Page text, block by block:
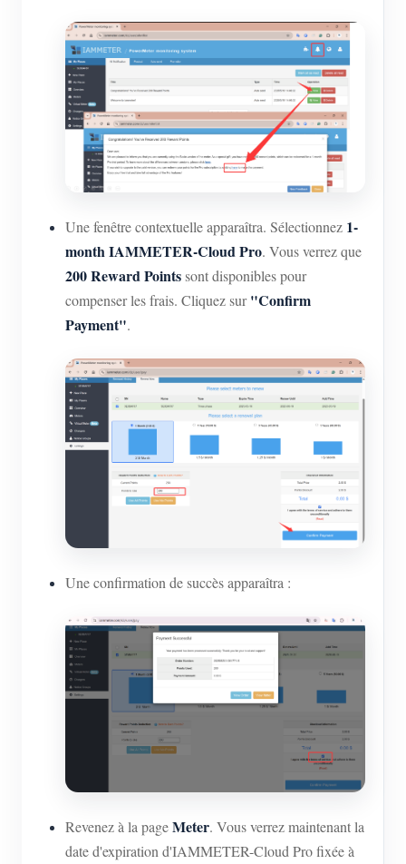
Une fenêtre contextuelle apparaîtra. Sélectionnez 1-
month IAMMETER-Cloud Pro. Vous verrez que
200 Reward Pointssont disponibles pour
compenser les frais. Cliquez sur"Confirm
Payment".
Une confirmation de succès apparaîtra :
Revenez à la pageMeter. Vous verrez maintenant la
date d'expiration d'IAMMETER-Cloud Pro fixée à